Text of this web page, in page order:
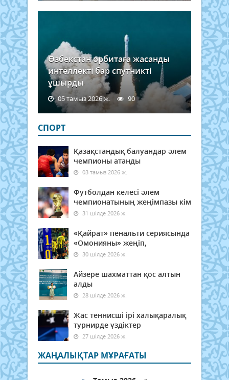
Өзбекстан орбитаға жасанды
интеллекті бар спутникті
ұшырды
05 тамыз 2026 ж. 90
СПОРТ
Қазақстандық балуандар әлем
чемпионы атанды
03 тамыз 2026 ж.
Футболдан келесі әлем
чемпионатының жеңімпазы кім
31 шілде 2026 ж.
«Қайрат» пенальти сериясында
«Омонияны» жеңіп,
30 шілде 2026 ж.
Айзере шахматтан қос алтын
алды
28 шілде 2026 ж.
Жас теннисші ірі халықаралық
турнирде үздіктер
27 шілде 2026 ж.
ЖАҢАЛЫҚТАР МҰРАҒАТЫ